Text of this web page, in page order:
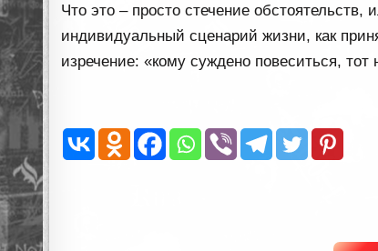
Что это – просто стечение
индивидуальный сценарий жизни, как
изречение: «кому суждено повеситься, тот